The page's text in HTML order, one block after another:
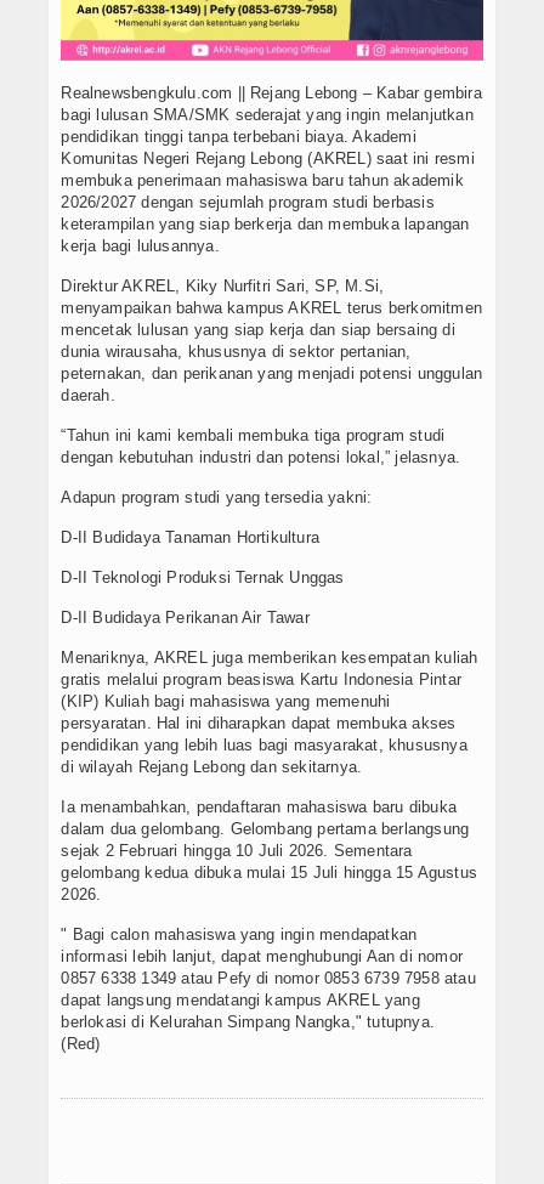
Realnewsbengkulu.com || Rejang Lebong – Kabar gembira
bagi lulusan SMA/SMK sederajat yang ingin melanjutkan
pendidikan tinggi tanpa terbebani biaya. Akademi
Komunitas Negeri Rejang Lebong (AKREL) saat ini resmi
membuka penerimaan mahasiswa baru tahun akademik
2026/2027 dengan sejumlah program studi berbasis
keterampilan yang siap berkerja dan membuka lapangan
kerja bagi lulusannya.
Direktur AKREL, Kiky Nurfitri Sari, SP, M.Si,
menyampaikan bahwa kampus AKREL terus berkomitmen
mencetak lulusan yang siap kerja dan siap bersaing di
dunia wirausaha, khususnya di sektor pertanian,
peternakan, dan perikanan yang menjadi potensi unggulan
daerah.
“Tahun ini kami kembali membuka tiga program studi
dengan kebutuhan industri dan potensi lokal,” jelasnya.
Adapun program studi yang tersedia yakni:
D-II Budidaya Tanaman Hortikultura
D-II Teknologi Produksi Ternak Unggas
D-II Budidaya Perikanan Air Tawar
Menariknya, AKREL juga memberikan kesempatan kuliah
gratis melalui program beasiswa Kartu Indonesia Pintar
(KIP) Kuliah bagi mahasiswa yang memenuhi
persyaratan. Hal ini diharapkan dapat membuka akses
pendidikan yang lebih luas bagi masyarakat, khususnya
di wilayah Rejang Lebong dan sekitarnya.
Ia menambahkan, pendaftaran mahasiswa baru dibuka
dalam dua gelombang. Gelombang pertama berlangsung
sejak 2 Februari hingga 10 Juli 2026. Sementara
gelombang kedua dibuka mulai 15 Juli hingga 15 Agustus
2026.
" Bagi calon mahasiswa yang ingin mendapatkan
informasi lebih lanjut, dapat menghubungi Aan di nomor
0857 6338 1349 atau Pefy di nomor 0853 6739 7958 atau
dapat langsung mendatangi kampus AKREL yang
berlokasi di Kelurahan Simpang Nangka," tutupnya.
(Red)